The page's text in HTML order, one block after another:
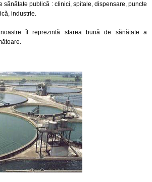
sănătate publică : clinici, spitale, dispensare, puncte
industrie.
noastre îl reprezintă starea bună de sănătate a